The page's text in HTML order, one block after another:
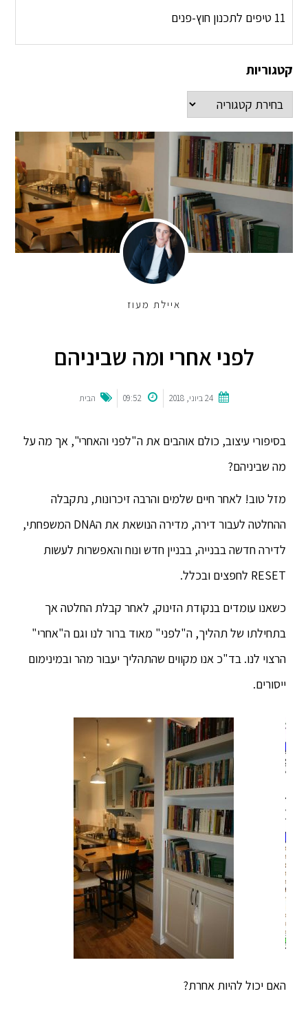
11 טיפים לתכנון חוץ-פנים
קטגוריות
איילת מעוז
לפני אחרי ומה שביניהם
24 ביוני, 2018 09:52 הבית
בסיפורי עיצוב, כולם אוהבים את ה"לפני והאחרי", אך מה על
מה שביניהם?
מזל טוב! לאחר חיים שלמים והרבה זיכרונות, נתקבלה
ההחלטה לעבור דירה, מדירה הנושאת את הDNA המשפחתי,
לדירה חדשה בבנייה, בבניין חדש ונוח והאפשרות לעשות
RESET לחפצים ובכלל.
כשאנו עומדים בנקודת הזינוק, לאחר קבלת החלטה אך
בתחילתו של תהליך, ה"לפני" מאוד ברור לנו וגם ה"אחרי"
הרצוי לנו. בד"כ אנו מקווים שהתהליך יעבור מהר ובמינימום
ייסורים.
האם יכול להיות אחרת?